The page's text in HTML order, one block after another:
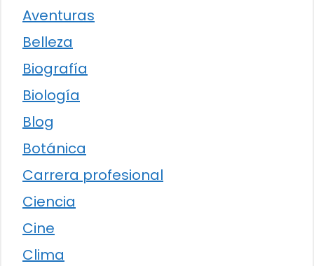
Aventuras
Belleza
Biografía
Biología
Blog
Botánica
Carrera profesional
Ciencia
Cine
Clima